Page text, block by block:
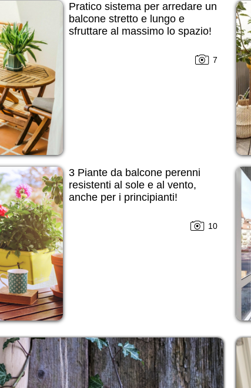
Pratico sistema per arredare un
balcone stretto e lungo e
sfruttare al massimo lo spazio!
7
3 Piante da balcone perenni
resistenti al sole e al vento,
anche per i principianti!
10